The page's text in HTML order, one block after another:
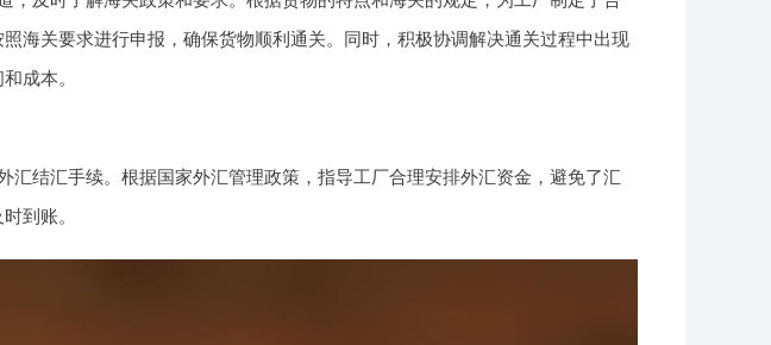
海关要求进行申报，确保货物顺利通关。同时，积极协调解决通关过程中出现
成本。
汇结汇手续。根据国家外汇管理政策，指导工厂合理安排外汇资金，避免了汇
到账。